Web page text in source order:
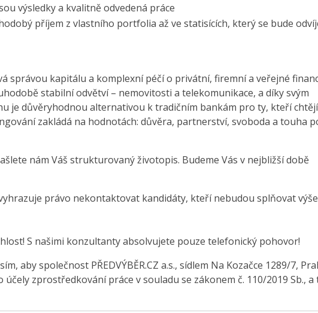
výsledky a kvalitně odvedená práce
příjem z vlastního portfolia až ve statisících, který se bude
správou kapitálu a komplexní péčí o privátní, firemní a veřejné
stabilní odvětví – nemovitosti a telekomunikace, a díky svým
je důvěryhodnou alternativou k tradičním bankám pro ty, kteří
zakládá na hodnotách: důvěra, partnerství, svoboda a touha
nám Váš strukturovaný životopis. Budeme Vás v nejbližší době
vyhrazuje právo nekontaktovat kandidáty, kteří nebudou splňovat výše
S našimi konzultanty absolvujete pouze telefonický pohovor!
aby společnost PŘEDVÝBĚR.CZ a.s., sídlem Na Kozačce 1289/7,
zprostředkování práce v souladu se zákonem č. 110/2019 Sb., a